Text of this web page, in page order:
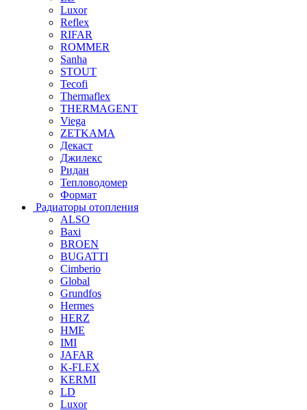
Luxor
Reflex
RIFAR
ROMMER
Sanha
STOUT
Tecofi
Thermaflex
THERMAGENT
Viega
ZETKAMA
Декаст
Джилекс
Ридан
Тепловодомер
Формат
Радиаторы отопления
ALSO
Baxi
BROEN
BUGATTI
Cimberio
Global
Grundfos
Hermes
HERZ
HME
IMI
JAFAR
K-FLEX
KERMI
LD
Luxor